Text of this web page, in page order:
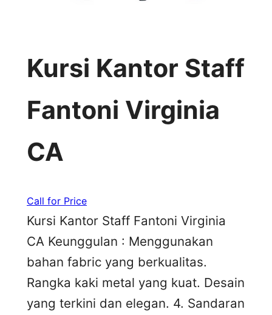
Kursi Kantor Staff
Fantoni Virginia
CA
Call for Price
Kursi Kantor Staff Fantoni Virginia
CA Keunggulan : Menggunakan
bahan fabric yang berkualitas.
Rangka kaki metal yang kuat. Desain
yang terkini dan elegan. 4. Sandaran